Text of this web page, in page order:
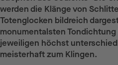
werden die Klänge von
Totenglocken bildreich
monumentalsten
jeweiligen höchst
meisterhaft zum Klingen.